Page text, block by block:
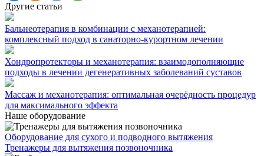
Другие статьи
Бальнеотерапия в комбинации с механотерапией:
комплексный подход в санаторно-курортном лечении
Хондропротекторы и механотерапия: взаимодополняющие
подходы в лечении дегенеративных заболеваний суставов
Массаж и механотерапия: оптимальная очерёдность процедур
для максимального эффекта
Наше оборудование
Оборудование для сухого и подводного вытяжения
Тренажеры для вытяжения позвоночника